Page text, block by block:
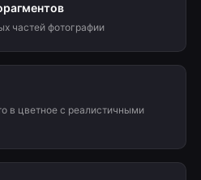
частей фотографии
в цветное с реалистичными